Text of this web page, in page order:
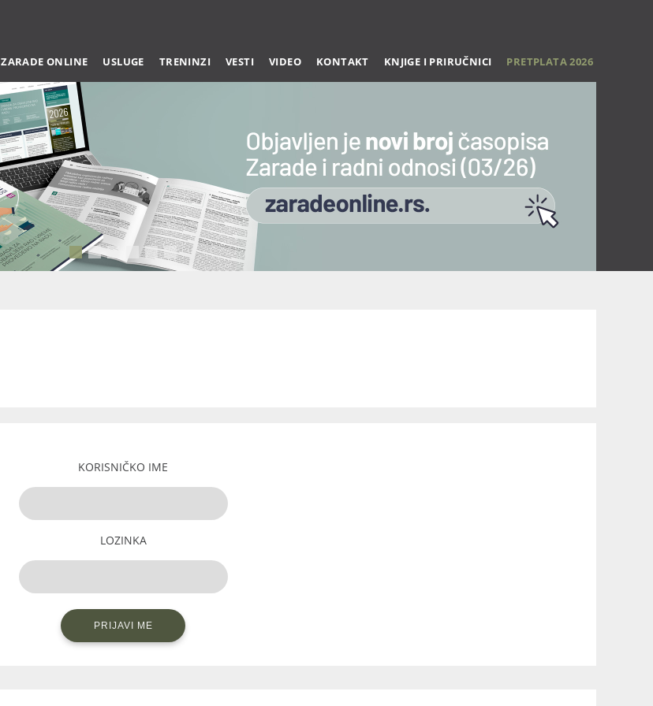
ZARADE ONLINE USLUGE TRENINZI VESTI VIDEO KONTAKT KNJIGE I PRIRUČNICI PRETPLATA 2026
KORISNIČKO IME
LOZINKA